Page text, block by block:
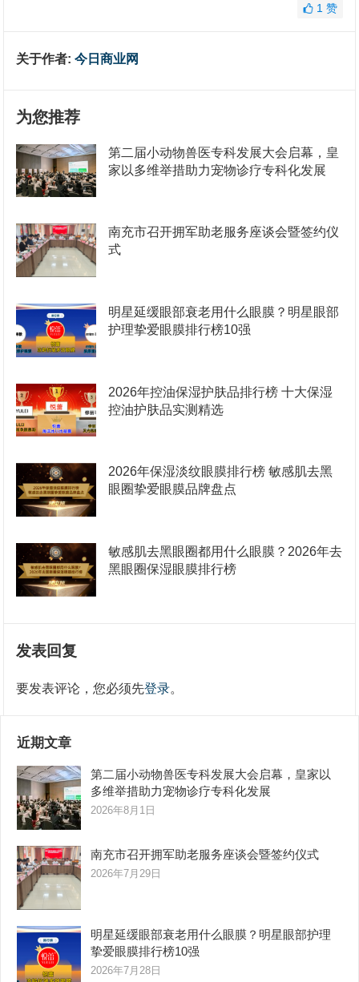
1 赞
关于作者:今日商业网
为您推荐
第二届小动物兽医专科发展大会启幕，皇
家以多维举措助力宠物诊疗专科化发展
南充市召开拥军助老服务座谈会暨签约仪
式
明星延缓眼部衰老用什么眼膜？明星眼部
护理挚爱眼膜排行榜10强
2026年控油保湿护肤品排行榜 十大保湿
控油护肤品实测精选
2026年保湿淡纹眼膜排行榜 敏感肌去黑
眼圈挚爱眼膜品牌盘点
敏感肌去黑眼圈都用什么眼膜？2026年去
黑眼圈保湿眼膜排行榜
发表回复
要发表评论，您必须先登录。
近期文章
第二届小动物兽医专科发展大会启幕，皇家以
多维举措助力宠物诊疗专科化发展
2026年8月1日
南充市召开拥军助老服务座谈会暨签约仪式
2026年7月29日
明星延缓眼部衰老用什么眼膜？明星眼部护理
挚爱眼膜排行榜10强
2026年7月28日